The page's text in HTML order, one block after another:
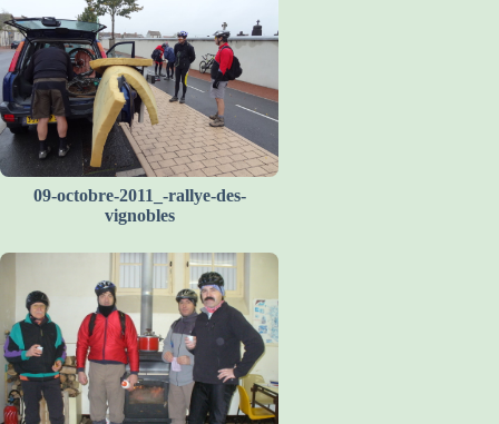
09-octobre-2011_-rallye-des-
vignobles